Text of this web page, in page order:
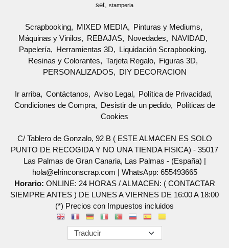
set stamperia
Scrapbooking MIXED MEDIA
Pinturas y Mediums
Máquinas y Vinilos
REBAJAS Novedades
NAVIDAD
Papelería
Herramientas 3D
Liquidación Scrapbooking
Resinas y Colorantes
Tarjeta Regalo
Figuras 3D
PERSONALIZADOS
DIY DECORACION
Ir arriba Contáctanos Aviso Legal
Política de Privacidad
Condiciones de Compra
Desistir de un pedido
Políticas de
Cookies
C/ Tablero de Gonzalo, 92 B ( ESTE ALMACEN ES SOLO
PUNTO DE RECOGIDA Y NO UNA TIENDA FISICA) - 35017
Las Palmas de Gran Canaria, Las Palmas - (España) |
hola@elrinconscrap.com | WhatsApp: 655493665
Horario: ONLINE: 24 HORAS / ALMACEN: ( CONTACTAR
SIEMPRE ANTES ) DE LUNES A VIERNES DE 16:00 A 18:00
(*) Precios con Impuestos incluidos